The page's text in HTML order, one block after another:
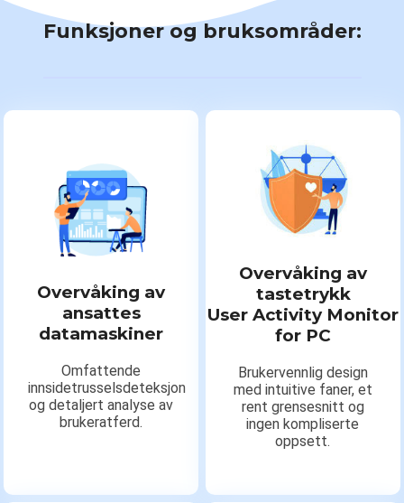
Funksjoner og bruksområder:
Overvåking av
ansattes
datamaskiner
Omfattende
innsidetrusselsdeteksjon
og detaljert analyse av
brukeratferd.
Overvåking av
tastetrykk
User Activity Monitor
for PC
Brukervennlig design
med intuitive faner, et
rent grensesnitt og
ingen kompliserte
oppsett.